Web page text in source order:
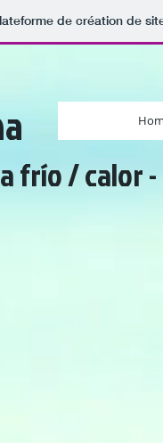
de création de
frío / calor -